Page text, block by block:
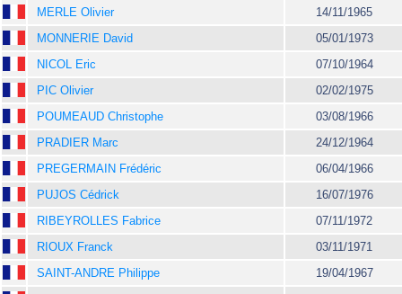
MERLE Olivier
14/11/1965
MONNERIE David
05/01/1973
NICOL Eric
07/10/1964
PIC Olivier
02/02/1975
POUMEAUD Christophe
03/08/1966
PRADIER Marc
24/12/1964
PREGERMAIN Frédéric
06/04/1966
PUJOS Cédrick
16/07/1976
RIBEYROLLES Fabrice
07/11/1972
RIOUX Franck
03/11/1971
SAINT-ANDRE Philippe
19/04/1967